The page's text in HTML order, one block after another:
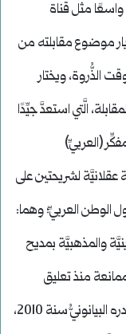
واسعًا مثل قناة
موضوع مقابلته من
الذُّروة، ويختار
الَّتي استعدَّ جيِّدًا
(العربيِّ)
لشريحتين على
الوطن العربيِّ؛ وهما:
والمذهبيَّة بمديح
منذ تعليق
معارضتهم ضدَّ بشَّار الأسد، وفقًا للبيان لَّذي أصدره البيانونيُّ سنة 2010،